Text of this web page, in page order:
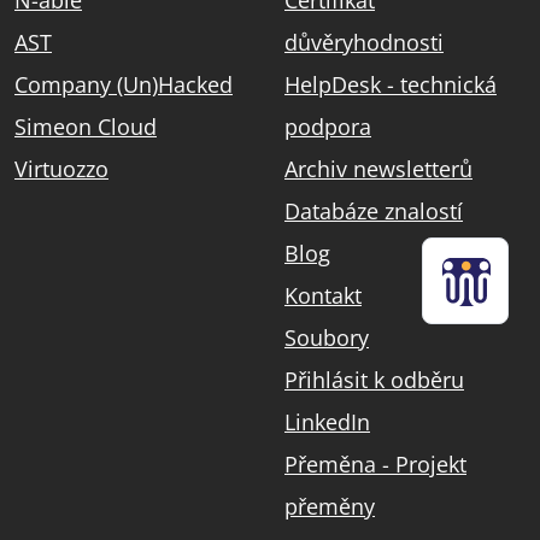
AST
Company (Un)Hacked
Simeon Cloud
Virtuozzo
důvěryhodnosti
HelpDesk - technická
podpora
Archiv newsletterů
Databáze znalostí
Blog
Kontakt
Soubory
Přihlásit k odběru
LinkedIn
Přeměna - Projekt
přeměny